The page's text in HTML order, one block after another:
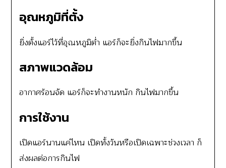
อุณหภูมิที่ตั้ง
ยิ่งตั้งแอร์ไว้ที่อุณหภูมิต่ำ แอร์ก็จะยิ่งกินไฟมากขึ้น
สภาพแวดล้อม
อากาศร้อนจัด แอร์ก็จะทำงานหนัก กินไฟมากขึ้น
การใช้งาน
เปิดแอร์นานแค่ไหน เปิดทั้งวันหรือเปิดเฉพาะช่วงเวลา ก็
ส่งผลต่อการกินไฟ